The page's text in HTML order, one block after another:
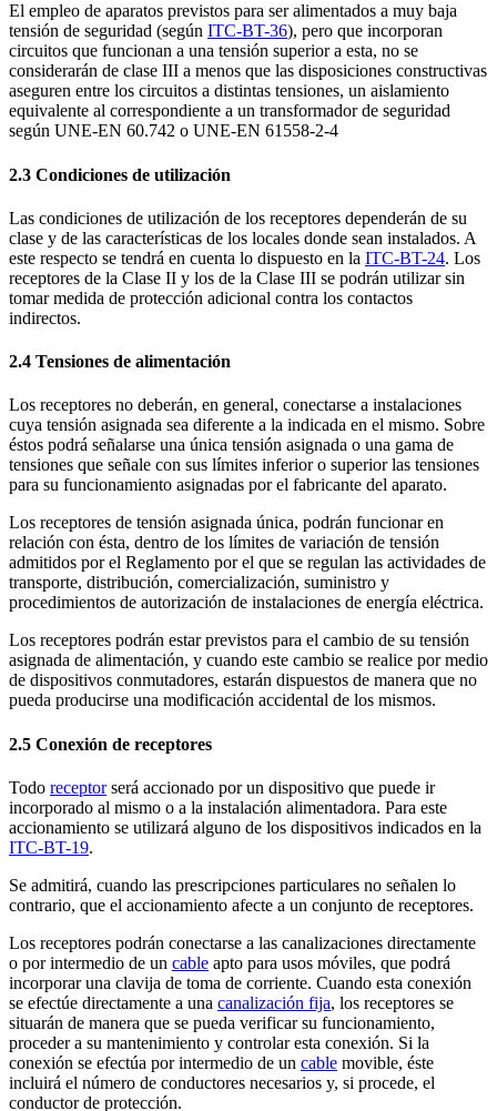
El empleo de aparatos previstos para ser alimentados a muy baja
tensión de seguridad (según ITC-BT-36), pero que incorporan
circuitos que funcionan a una tensión superior a esta, no se
considerarán de clase III a menos que las disposiciones constructivas
aseguren entre los circuitos a distintas tensiones, un aislamiento
equivalente al correspondiente a un transformador de seguridad
según UNE-EN 60.742 o UNE-EN 61558-2-4
2.3 Condiciones de utilización
Las condiciones de utilización de los receptores dependerán de su
clase y de las características de los locales donde sean instalados. A
este respecto se tendrá en cuenta lo dispuesto en la ITC-BT-24. Los
receptores de la Clase II y los de la Clase III se podrán utilizar sin
tomar medida de protección adicional contra los contactos
indirectos.
2.4 Tensiones de alimentación
Los receptores no deberán, en general, conectarse a instalaciones
cuya tensión asignada sea diferente a la indicada en el mismo. Sobre
éstos podrá señalarse una única tensión asignada o una gama de
tensiones que señale con sus límites inferior o superior las tensiones
para su funcionamiento asignadas por el fabricante del aparato.
Los receptores de tensión asignada única, podrán funcionar en
relación con ésta, dentro de los límites de variación de tensión
admitidos por el Reglamento por el que se regulan las actividades de
transporte, distribución, comercialización, suministro y
procedimientos de autorización de instalaciones de energía eléctrica.
Los receptores podrán estar previstos para el cambio de su tensión
asignada de alimentación, y cuando este cambio se realice por medio
de dispositivos conmutadores, estarán dispuestos de manera que no
pueda producirse una modificación accidental de los mismos.
2.5 Conexión de receptores
Todo receptorserá accionado por un dispositivo que puede ir
incorporado al mismo o a la instalación alimentadora. Para este
accionamiento se utilizará alguno de los dispositivos indicados en la
ITC-BT-19.
Se admitirá, cuando las prescripciones particulares no señalen lo
contrario, que el accionamiento afecte a un conjunto de receptores.
Los receptores podrán conectarse a las canalizaciones directamente
o por intermedio de un cable apto para usos móviles, que podrá
incorporar una clavija de toma de corriente. Cuando esta conexión
se efectúe directamente a una canalización fija, los receptores se
situarán de manera que se pueda verificar su funcionamiento,
proceder a su mantenimiento y controlar esta conexión. Si la
conexión se efectúa por intermedio de un cable movible, éste
incluirá el número de conductores necesarios y, si procede, el
conductor de protección.